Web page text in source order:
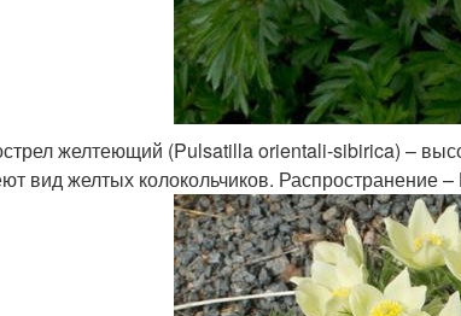
желтеющий (Pulsatilla orientali-sibirica) –
вид желтых колокольчиков. Распространение